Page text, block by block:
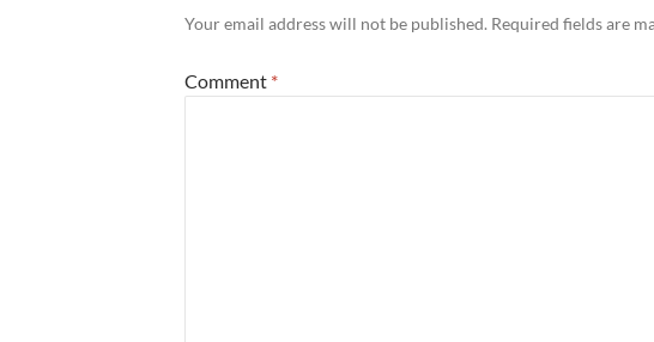
Your email address will not be published. Required fields are
Comment *